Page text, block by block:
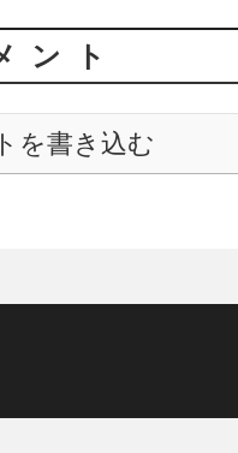
ント
を書き込む